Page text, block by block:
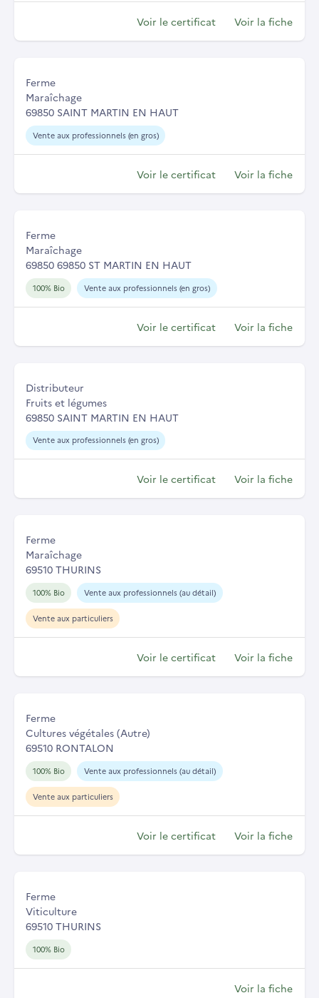
Voir le certificat Voir la fiche
Ferme
Maraîchage
69850 SAINT MARTIN EN HAUT
Vente aux professionnels (en gros)
Voir le certificat Voir la fiche
Ferme
Maraîchage
69850 69850 ST MARTIN EN HAUT
100% Bio Vente aux professionnels (en gros)
Voir le certificat Voir la fiche
Distributeur
Fruits et légumes
69850 SAINT MARTIN EN HAUT
Vente aux professionnels (en gros)
Voir le certificat Voir la fiche
Ferme
Maraîchage
69510 THURINS
100% Bio Vente aux professionnels (au détail)
Vente aux particuliers
Voir le certificat Voir la fiche
Ferme
Cultures végétales (Autre)
69510 RONTALON
100% Bio Vente aux professionnels (au détail)
Vente aux particuliers
Voir le certificat Voir la fiche
Ferme
Viticulture
69510 THURINS
100% Bio
Voir la fiche